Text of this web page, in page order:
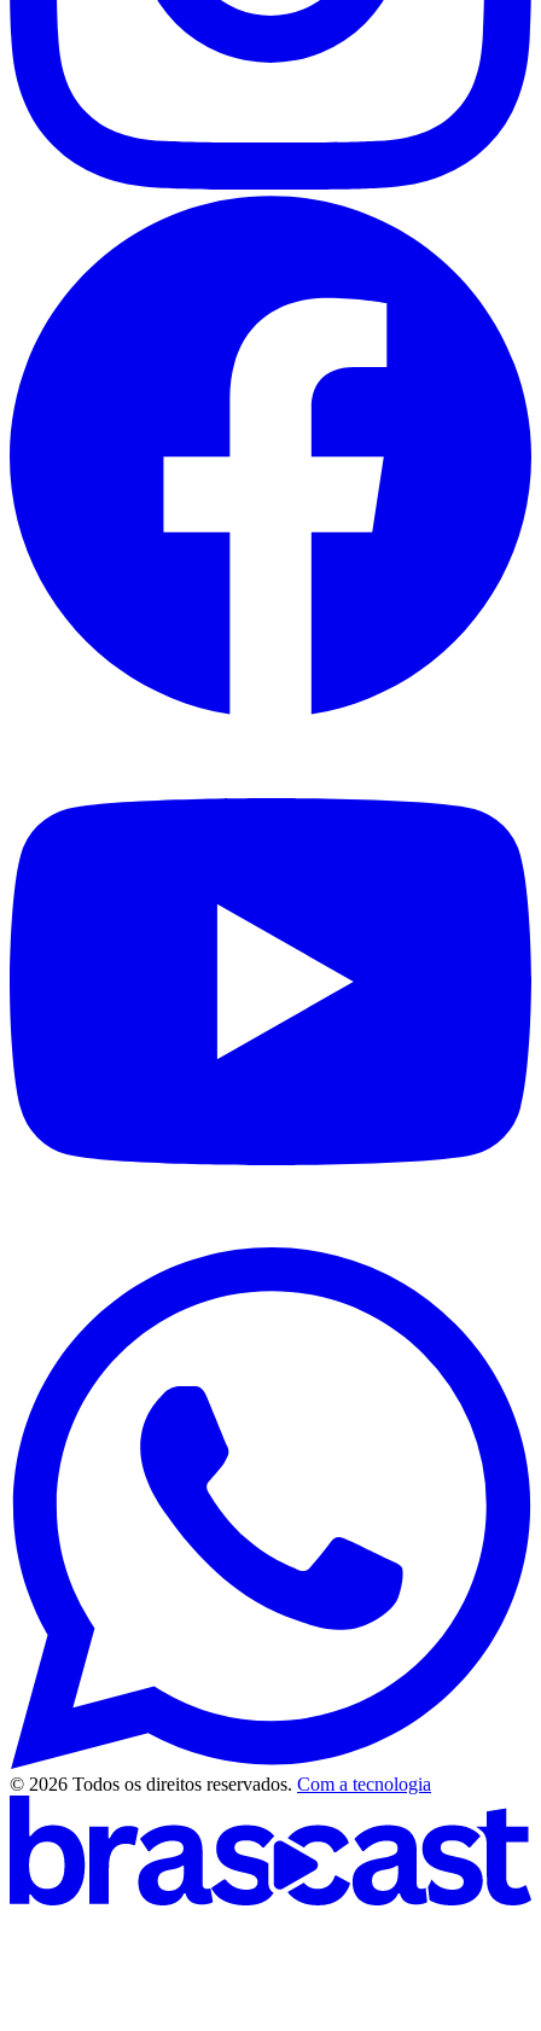
© 2026 Todos os direitos reservados. Com a tecnologia